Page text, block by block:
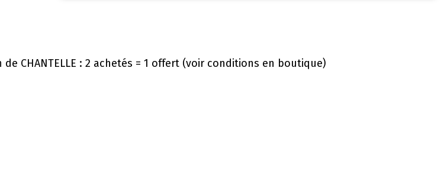
CHANTELLE : 2 achetés = 1 offert (voir conditions en boutique)